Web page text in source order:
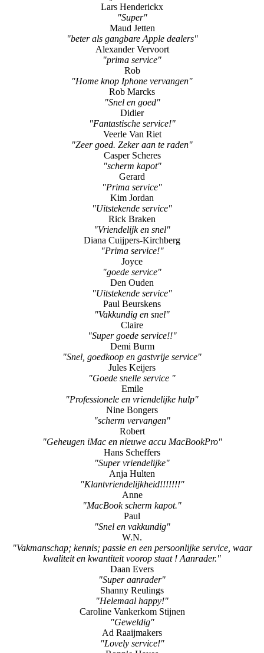
Lars Henderickx
"Super"
Maud Jetten
"beter als gangbare Apple dealers"
Alexander Vervoort
"prima service"
Rob
"Home knop Iphone vervangen"
Rob Marcks
"Snel en goed"
Didier
"Fantastische service!"
Veerle Van Riet
"Zeer goed. Zeker aan te raden"
Casper Scheres
"scherm kapot"
Gerard
"Prima service"
Kim Jordan
"Uitstekende service"
Rick Braken
"Vriendelijk en snel"
Diana Cuijpers-Kirchberg
"Prima service!"
Joyce
"goede service"
Den Ouden
"Uitstekende service"
Paul Beurskens
"Vakkundig en snel"
Claire
"Super goede service!!"
Demi Burm
"Snel, goedkoop en gastvrije service"
Jules Keijers
"Goede snelle service "
Emile
"Professionele en vriendelijke hulp"
Nine Bongers
"scherm vervangen"
Robert
"Geheugen iMac en nieuwe accu MacBookPro"
Hans Scheffers
"Super vriendelijke"
Anja Hulten
"Klantvriendelijkheid!!!!!!!"
Anne
"MacBook scherm kapot."
Paul
"Snel en vakkundig"
W.N.
"Vakmanschap; kennis; passie en een persoonlijke service, waar
kwaliteit en kwantiteit voorop staat ! Aanrader."
Daan Evers
"Super aanrader"
Shanny Reulings
"Helemaal happy!"
Caroline Vankerkom Stijnen
"Geweldig"
Ad Raaijmakers
"Lovely service!"